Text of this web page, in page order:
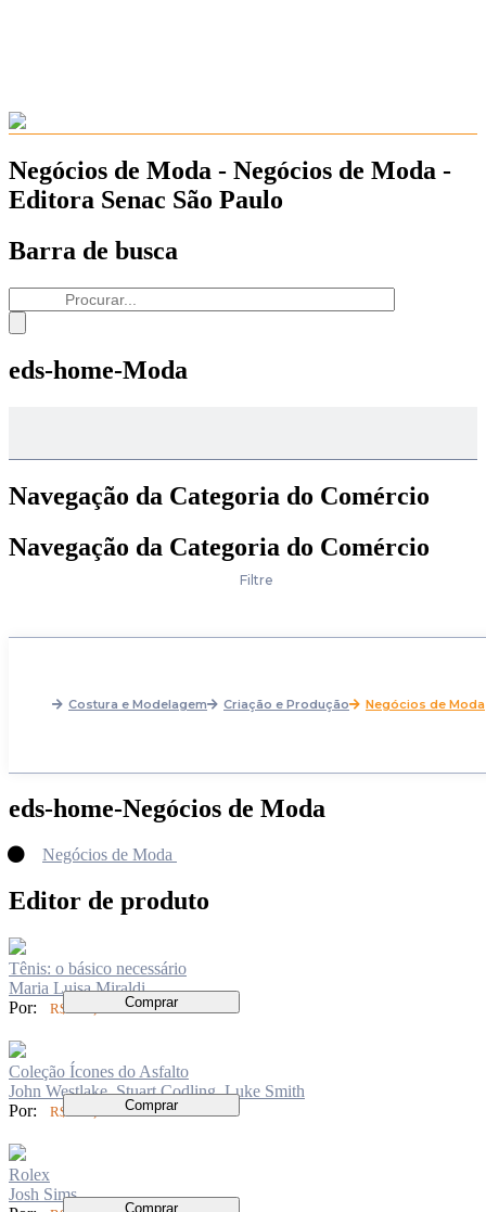
Negócios de Moda - Negócios de Moda -
Editora Senac São Paulo
Barra de busca
eds-home-Moda
Navegação da Categoria do Comércio
Navegação da Categoria do Comércio
Filtre
Costura e Modelagem Criação e Produção Negócios de Moda
eds-home-Negócios de Moda
Negócios de Moda
Editor de produto
Tênis: o básico necessário
Maria Luisa Miraldi
Por:
R$ 170,00 Comprar
Coleção Ícones do Asfalto
John Westlake, Stuart Codling, Luke Smith
Por:
R$ 299,00 Comprar
Rolex
Josh Sims
Comprar